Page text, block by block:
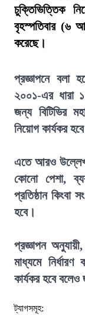
চুক্তিভিত্তিক
বৃহস্পতিবার (৬
করেছে।
প্রজ্ঞাপনে বলা
২০০১-এর ধারা
জন্য বিটিভির
নিয়োগ কার্যকর
এতে আরও উল্লেখ
কোনো পেশা,
প্রতিষ্ঠান কিংবা
হবে।
প্রজ্ঞাপন
মাধ্যমে
কার্যকর হবে বলেও
ট্যাগসমূহ: